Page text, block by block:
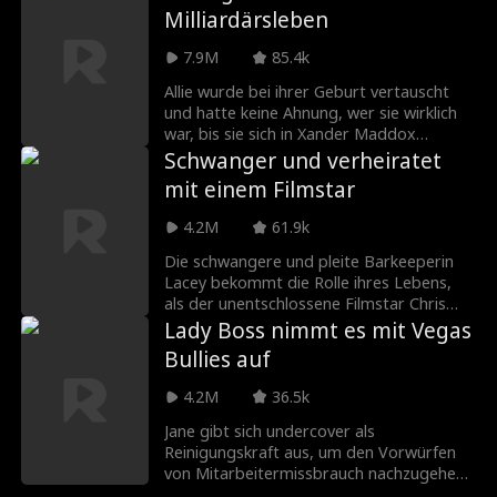
Ex-Verlobten und eine völlig verrückte Ex-
Frau kämpfen, die alles tun wird, um sie
zu trennen.
zu spielen. Ihre Scheinehe muss den Test
seinem unheimlichen jüngeren Bruder ...
und sich selbst bestehen.
Milliardärsleben
7.9M
85.4k
Allie wurde bei ihrer Geburt vertauscht
und hatte keine Ahnung, wer sie wirklich
war, bis sie sich in Xander Maddox
verliebte. Da erhält sie ihre DNA-
Ergebnisse. Jetzt ist sie hin- und
hergerissen zwischen dem Risiko, Xander
zu sagen, wer ihr Vater wirklich ist, und
ihn zu verlieren, oder eine Lüge vor dem
Mann zu verbergen, den sie liebt.
Schwanger und verheiratet
mit einem Filmstar
4.2M
61.9k
Die schwangere und pleite Barkeeperin
Lacey bekommt die Rolle ihres Lebens,
als der unentschlossene Filmstar Chris
Powell sie fragt, ob sie als seine Verlobte
posieren kann. Keiner von beiden weiß,
dass das Baby, das sie erwartet,
tatsächlich von ihm ist.
Lady Boss nimmt es mit Vegas
Bullies auf
4.2M
36.5k
Jane gibt sich undercover als
Reinigungskraft aus, um den Vorwürfen
von Mitarbeitermissbrauch nachzugehen.